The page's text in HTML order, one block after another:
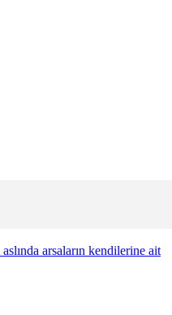
arsaların kendilerine ait